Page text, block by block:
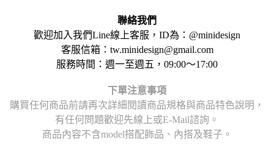
聯絡我們
歡迎加入我們Line線上客服，ID為：@minidesign
客服信箱：tw.minidesign@gmail.com
服務時間：週一至週五，09:00～17:00
下單注意事項
購買任何商品前請再次詳細閱讀商品規格與商品特色說明，
有任何問題歡迎先線上或E-Mail諮詢。
商品內容不含model搭配飾品、內搭及鞋子。